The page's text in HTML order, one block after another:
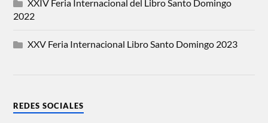
XXIV Feria Internacional del Libro Santo Domingo
2022
XXV Feria Internacional Libro Santo Domingo 2023
REDES SOCIALES